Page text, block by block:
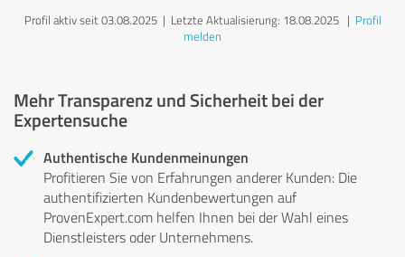
Profil aktiv seit 03.08.2025 | Letzte Aktualisierung: 18.08.2025| Profil
melden
Mehr Transparenz und Sicherheit bei der
Expertensuche
Authentische Kundenmeinungen
Profitieren Sie von Erfahrungen anderer Kunden: Die
authentifizierten Kundenbewertungen auf
ProvenExpert.com helfen Ihnen bei der Wahl eines
Dienstleisters oder Unternehmens.